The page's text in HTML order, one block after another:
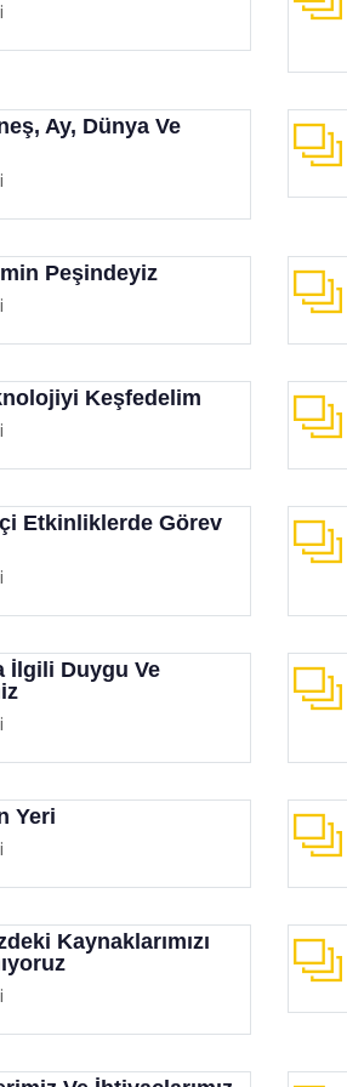
Ay, Dünya Ve
Peşindeyiz
Keşfedelim
Etkinliklerde Görev
İlgili Duygu Ve
Yeri
Kaynaklarımızı